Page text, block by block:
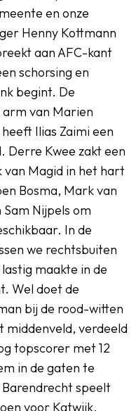
en onze
Henny Kottmann
aan AFC-kant
schorsing en
begint. De
van Marien
Ilias Zaimi een
Derre Kwee zakt een
van Magid in het hart
Bosma, Mark van
Nijpels om
In de
we rechtsbuiten
maakte in de
Wel doet de
bij de rood-witten
middenveld, verdeeld
topscorer met 12
in de gaten te
speelt
voor Katwijk.